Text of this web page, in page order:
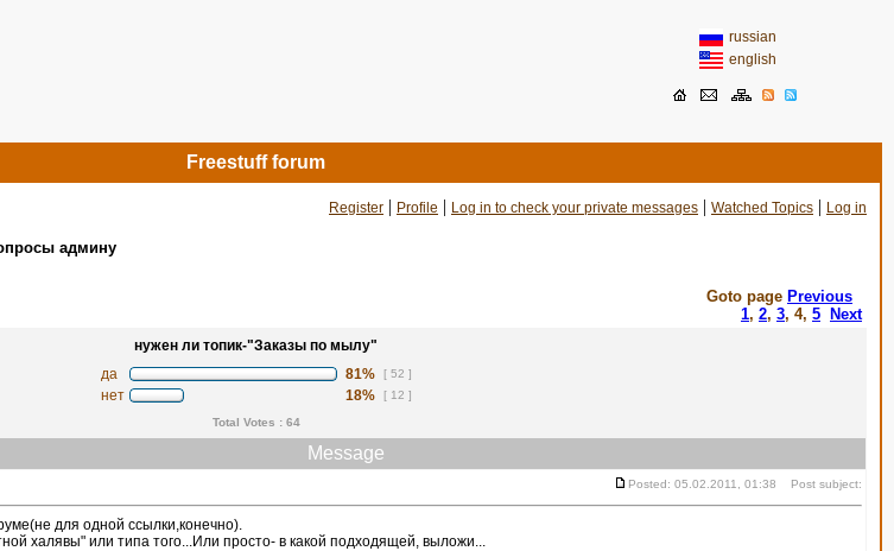
russian
english
Freestuff forum
Register | Profile | Log in to check your private messages | Watched Topics | Log in
админу
Goto page Previous
1, 2, 3, 4, 5 Next
нужен ли топик-"Заказы по мылу"
да
81% [ 52 ]
нет 18% [ 12 ]
Total Votes : 64
Message
Posted: 05.02.2011, 01:38 Post subject:
для одной ссылки,конечно).
халявы" или типа того...Или просто- в какой подходящей, выложи...